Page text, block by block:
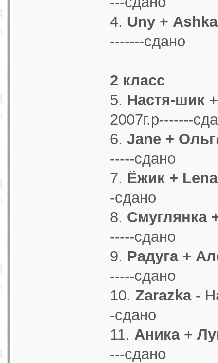
4. Uny+
-------сдано
2 класс
5. Настя-шик+
2007г.р-------
6. Jane +
-----сдано
7. Ёжик + Lena
-сдано
8. Смуглянка
-----сдано
9. Радуга +
-----сдано
10. Zarazka-
-сдано
11. Аника+
---сдано